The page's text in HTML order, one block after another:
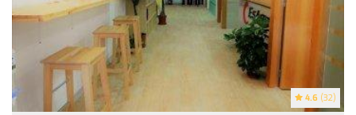
4.6 (32)